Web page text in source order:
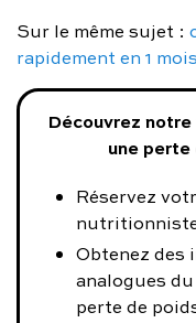
Sur le même sujet :
rapidement en 1 mois
Découvrez
une perte
Réservez
nutritionniste
Obtenez des
analogues du
perte de